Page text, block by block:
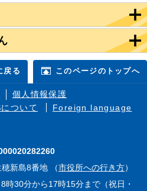
戻る このページのトップへ
個人情報保護
ついて
Foreign language
新島8番地 （市役所への行き方）
時30分から17時15分まで（祝日・